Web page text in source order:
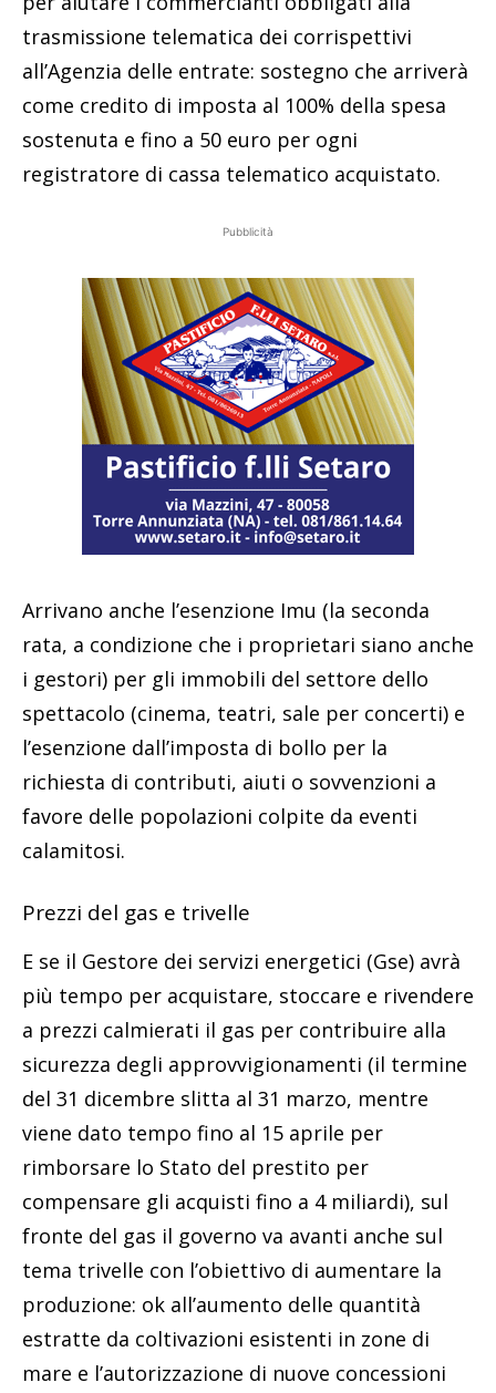
trasmissione telematica dei corrispettivi
all’Agenzia delle entrate: sostegno che arriverà
come credito di imposta al 100% della spesa
sostenuta e fino a 50 euro per ogni
registratore di cassa telematico acquistato.
Pubblicità
Arrivano anche l’esenzione Imu (la seconda
rata, a condizione che i proprietari siano anche
i gestori) per gli immobili del settore dello
spettacolo (cinema, teatri, sale per concerti) e
l’esenzione dall’imposta di bollo per la
richiesta di contributi, aiuti o sovvenzioni a
favore delle popolazioni colpite da eventi
calamitosi.
Prezzi del gas e trivelle
E se il Gestore dei servizi energetici (Gse) avrà
più tempo per acquistare, stoccare e rivendere
a prezzi calmierati il gas per contribuire alla
sicurezza degli approvvigionamenti (il termine
del 31 dicembre slitta al 31 marzo, mentre
viene dato tempo fino al 15 aprile per
rimborsare lo Stato del prestito per
compensare gli acquisti fino a 4 miliardi), sul
fronte del gas il governo va avanti anche sul
tema trivelle con l’obiettivo di aumentare la
produzione: ok all’aumento delle quantità
estratte da coltivazioni esistenti in zone di
mare e l’autorizzazione di nuove concessioni